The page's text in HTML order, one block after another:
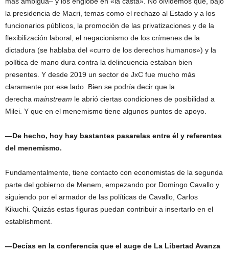
la presidencia de Macri, temas como el rechazo al Estado y a los
funcionarios públicos, la promoción de las privatizaciones y de la
flexibilización laboral, el negacionismo de los crímenes de la
dictadura (se hablaba del «curro de los derechos humanos») y la
política de mano dura contra la delincuencia estaban bien
presentes. Y desde 2019 un sector de JxC fue mucho más
claramente por ese lado. Bien se podría decir que la
derecha mainstream le abrió ciertas condiciones de posibilidad a
Milei. Y que en el menemismo tiene algunos puntos de apoyo.
—De hecho, hoy hay bastantes pasarelas entre él y referentes
del menemismo.
Fundamentalmente, tiene contacto con economistas de la segunda
parte del gobierno de Menem, empezando por Domingo Cavallo y
siguiendo por el armador de las políticas de Cavallo, Carlos
Kikuchi. Quizás estas figuras puedan contribuir a insertarlo en el
establishment.
—Decías en la conferencia que el auge de La Libertad Avanza